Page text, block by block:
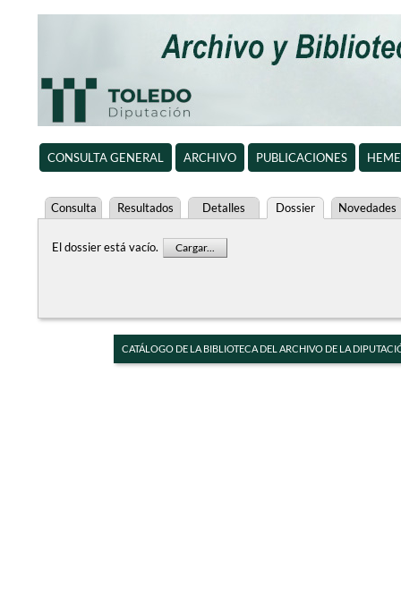
CONSULTA GENERAL ARCHIVO PUBLICACIONES
Consulta Resultados Detalles Dossier Novedades
El dossier está vacío. Cargar...
CATÁLOGO DE LA BIBLIOTECA DEL ARCHIVO DE LA